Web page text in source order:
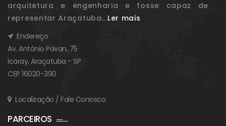
arquitetura e engenharia e fosse capaz de
representar Araçatuba...Ler mais
Endereço
Av. Antônio Pavan, 75
Icaray, Araçatuba - SP
CEP 16020-390
Localização / Fale Conosco
PARCEIROS